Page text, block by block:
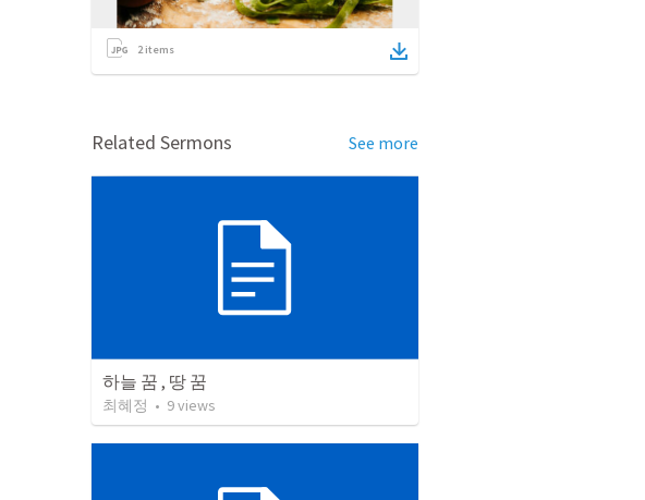
2items
Related Sermons See more
하늘 꿈 , 땅 꿈
최혜정 • 9views